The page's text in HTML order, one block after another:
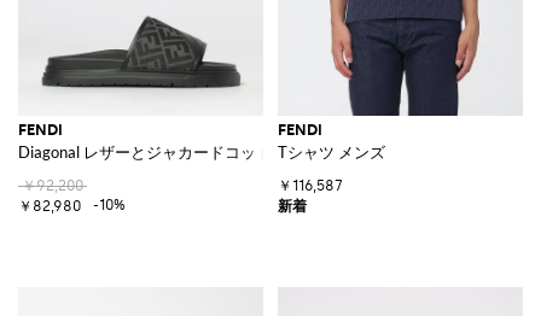
FENDI
Diagonal レザーとジャカードコットンブレンドのスライダー
￥92,200
￥82,980
-10%
FENDI
Tシャツ メンズ
￥116,587